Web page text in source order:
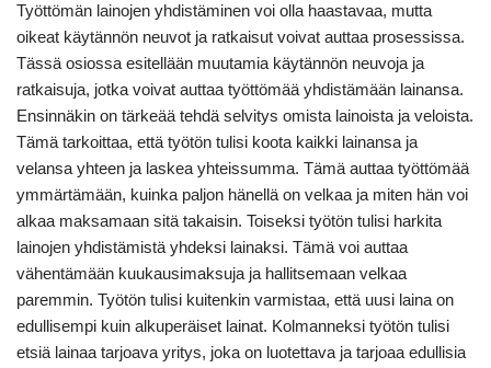
Työttömän lainojen yhdistäminen voi olla haastavaa, mutta
oikeat käytännön neuvot ja ratkaisut voivat auttaa prosessissa.
Tässä osiossa esitellään muutamia käytännön neuvoja ja
ratkaisuja, jotka voivat auttaa työttömää yhdistämään lainansa.
Ensinnäkin on tärkeää tehdä selvitys omista lainoista ja veloista.
Tämä tarkoittaa, että työtön tulisi koota kaikki lainansa ja
velansa yhteen ja laskea yhteissumma. Tämä auttaa työttömää
ymmärtämään, kuinka paljon hänellä on velkaa ja miten hän voi
alkaa maksamaan sitä takaisin. Toiseksi työtön tulisi harkita
lainojen yhdistämistä yhdeksi lainaksi. Tämä voi auttaa
vähentämään kuukausimaksuja ja hallitsemaan velkaa
paremmin. Työtön tulisi kuitenkin varmistaa, että uusi laina on
edullisempi kuin alkuperäiset lainat. Kolmanneksi työtön tulisi
etsiä lainaa tarjoava yritys, joka on luotettava ja tarjoaa edullisia